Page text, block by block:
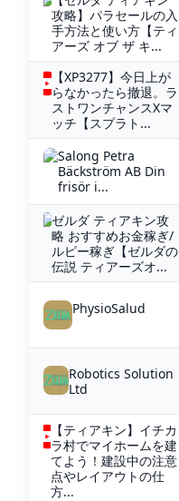
攻略】パラセールの入
手方法と使い方【ティ
アーズ オブ ザ キ...
【XP3277】今日上が
らなかったら撤退。ラ
ストワンチャンスXマ
ッチ【スプラト...
Salong Petra
Bäckström AB Din
frisör i...
ゼルダ ティアキン攻
略 おすすめお金稼ぎ/
ルピー稼ぎ【ゼルダの
伝説 ティアーズオ...
PhysioSalud
Robotics Solution
Ltd
【ティアキン】イチカ
ラ村でマイホームを建
てよう！建設中の注意
点やレイアウトの仕
方...